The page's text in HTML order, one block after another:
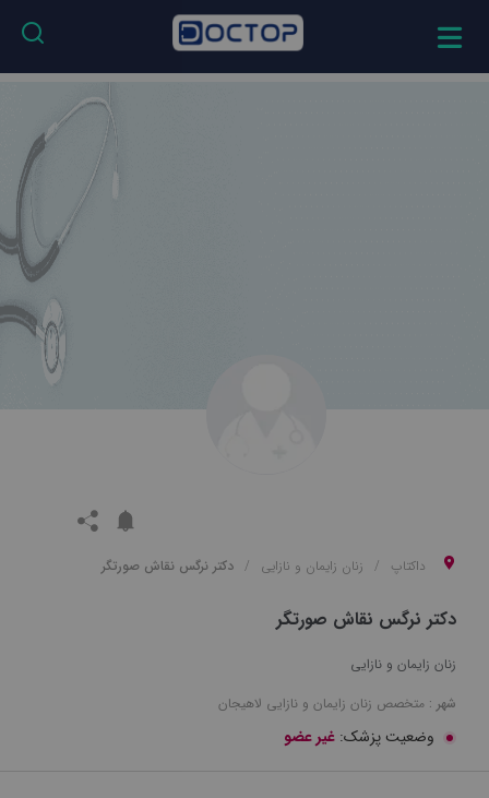
داکتاپ زنان زایمان و نازایی دکتر نرگس نقاش صورتگر
دکتر نرگس نقاش صورتگر
زنان زایمان و نازایی
شهر : متخصص زنان زایمان و نازایی لاهیجان
وضعیت پزشک: غیر عضو